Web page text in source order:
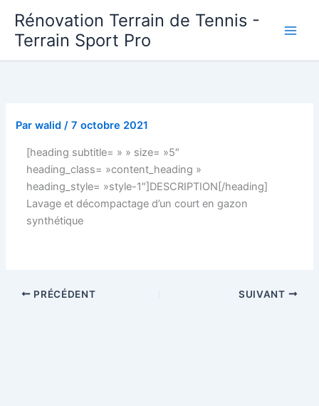
contenu
Rénovation Terrain de Tennis -
Terrain Sport Pro
Parwalid/7 octobre 2021
[heading subtitle= » » size= »5″
heading_class= »content_heading »
heading_style= »style-1″]DESCRIPTION[/heading]
Lavage et décompactage d’un court en gazon
synthétique
PRÉCÉDENT SUIVANT